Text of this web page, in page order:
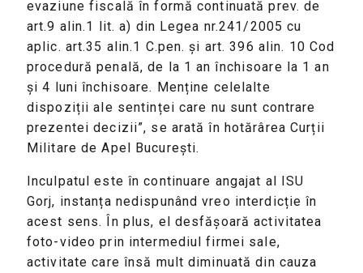
evaziune fiscală în formă continuată prev. de
art.9 alin.1 lit. a) din Legea nr.241/2005 cu
aplic. art.35 alin.1 C.pen. și art. 396 alin. 10 Cod
procedură penală, de la 1 an închisoare la 1 an
și 4 luni închisoare. Menține celelalte
dispoziții ale sentinței care nu sunt contrare
prezentei decizii”, se arată în hotărârea Curții
Militare de Apel București.
Inculpatul este în continuare angajat al ISU
Gorj, instanța nedispunând vreo interdicție în
acest sens. În plus, el desfășoară activitatea
foto-video prin intermediul firmei sale,
activitate care însă mult diminuată din cauza